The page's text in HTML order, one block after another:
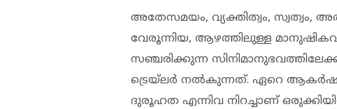
അതേസമയം, വ്യക്തിത്വം, സ്വത്വം,
വേരൂന്നിയ, ആഴത്തിലുള്ള
സഞ്ചരിക്കുന്ന
ട്രെയ്‌ലര്‍ നല്‍കുന്നത്. ഏറെ
ദുരൂഹത എന്നിവ നിറച്ചാണ്